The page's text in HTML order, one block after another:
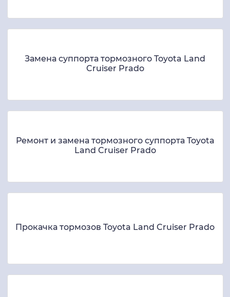
Замена суппорта тормозного Toyota Land
Cruiser Prado
Ремонт и замена тормозного суппорта Toyota
Land Cruiser Prado
Прокачка тормозов Toyota Land Cruiser Prado